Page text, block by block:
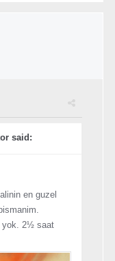
said:
en guzel
yok. 2½ saat